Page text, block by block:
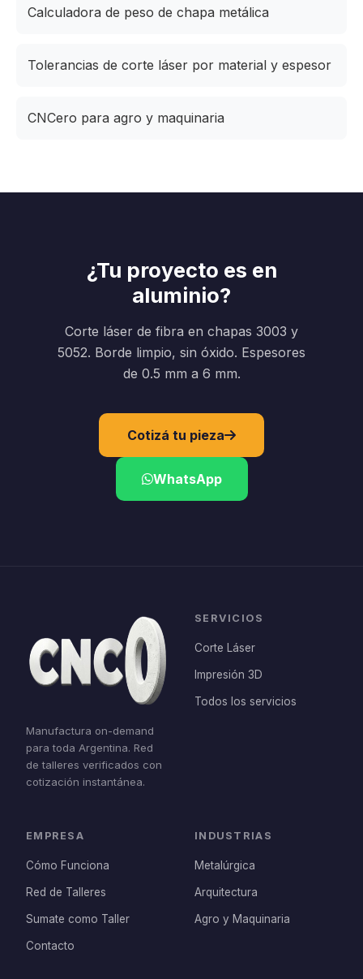
Calculadora de peso de chapa metálica
Tolerancias de corte láser por material y espesor
CNCero para agro y maquinaria
¿Tu proyecto es en
aluminio?
Corte láser de fibra en chapas 3003 y
5052. Borde limpio, sin óxido. Espesores
de 0.5 mm a 6 mm.
Cotizá tu pieza
WhatsApp
Manufactura on-demand
para toda Argentina. Red
de talleres verificados con
cotización instantánea.
SERVICIOS
Corte Láser
Impresión 3D
Todos los servicios
EMPRESA
Cómo Funciona
Red de Talleres
Sumate como Taller
Contacto
INDUSTRIAS
Metalúrgica
Arquitectura
Agro y Maquinaria